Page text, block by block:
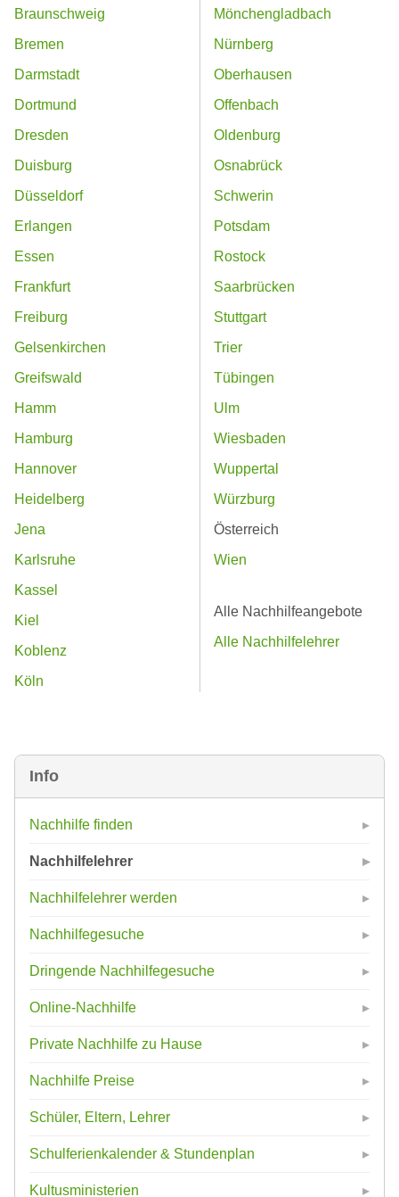
Info
Nachhilfe finden
Nachhilfelehrer
Nachhilfelehrer werden
Nachhilfegesuche
Dringende Nachhilfegesuche
Online-Nachhilfe
Private Nachhilfe zu Hause
Nachhilfe Preise
Schüler, Eltern, Lehrer
Schulferienkalender & Stundenplan
Kultusministerien
Braunschweig
Bremen
Darmstadt
Dortmund
Dresden
Duisburg
Düsseldorf
Erlangen
Essen
Frankfurt
Freiburg
Gelsenkirchen
Greifswald
Hamm
Hamburg
Hannover
Heidelberg
Jena
Karlsruhe
Kassel
Kiel
Koblenz
Köln
Mönchengladbach
Nürnberg
Oberhausen
Offenbach
Oldenburg
Osnabrück
Schwerin
Potsdam
Rostock
Saarbrücken
Stuttgart
Trier
Tübingen
Ulm
Wiesbaden
Wuppertal
Würzburg
Österreich
Wien
Alle Nachhilfeangebote
Alle Nachhilfelehrer